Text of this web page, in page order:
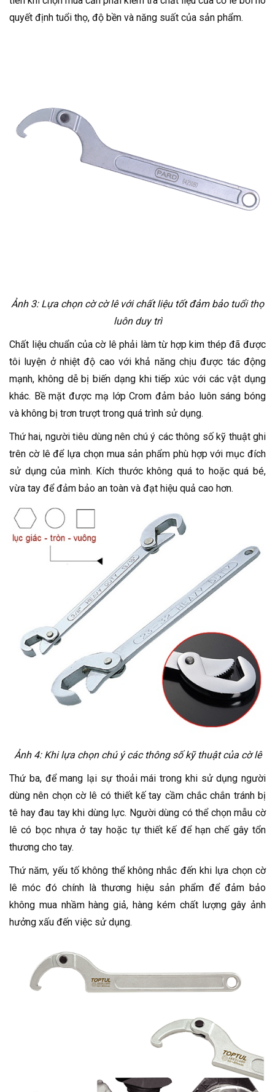
quyết định tuổi thọ, độ bền và năng suất của sản phẩm.
Ảnh 3: Lựa chọn cờ cờ lê với chất liệu tốt đảm bảo tuổi thọ
luôn duy trì
Chất liệu chuẩn của cờ lê phải làm từ hợp kim thép đã được
tôi luyện ở nhiệt độ cao với khả năng chịu được tác động
mạnh, không dễ bị biến dạng khi tiếp xúc với các vật dụng
khác. Bề mặt được mạ lớp Crom đảm bảo luôn sáng bóng
và không bị trơn trượt trong quá trình sử dụng.
Thứ hai, người tiêu dùng nên chú ý các thông số kỹ thuật ghi
trên cờ lê để lựa chọn mua sản phẩm phù hợp với mục đích
sử dụng của mình. Kích thước không quá to hoặc quá bé,
vừa tay để đảm bảo an toàn và đạt hiệu quả cao hơn.
Ảnh 4: Khi lựa chọn chú ý các thông số kỹ thuật của cờ lê
Thứ ba, để mang lại sự thoải mái trong khi sử dụng người
dùng nên chọn cờ lê có thiết kế tay cầm chắc chắn tránh bị
tê hay đau tay khi dùng lực. Người dùng có thể chọn mẫu cờ
lê có bọc nhựa ở tay hoặc tự thiết kế để hạn chế gây tổn
thương cho tay.
Thứ năm, yếu tố không thể không nhắc đến khi lựa chọn cờ
lê móc đó chính là thương hiệu sản phẩm để đảm bảo
không mua nhầm hàng giả, hàng kém chất lượng gây ảnh
hưởng xấu đến việc sử dụng.